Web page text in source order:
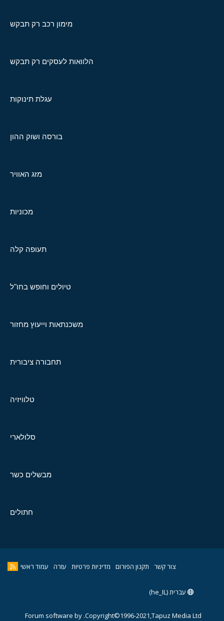
מימון רכב רק תבקש
הלוואות לעסקים רק תבקש
עגלת תינוקות
בורסה ושוק ההון
מזג האוויר
מכוניות
תעופה קלה
טיולים וחופש בחו"ל
משכנתאות וייעוץ מחזור
תחבורה ציבורית
טלוויזיה
סלולארי
מבשלים כשר
חתולים
צור קשר תקנון הפורום מדיניות פרטיות עזרה עמוד ראשי
עברית (he_IL)
Copyright©1996-2021,Tapuz Media Ltd.
Forum software by